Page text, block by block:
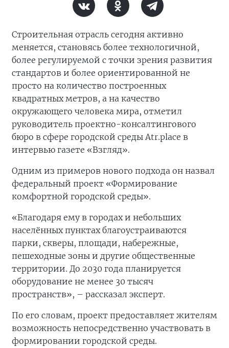
Строительная отрасль сегодня активно
меняется, становясь более технологичной,
более регулируемой с точки зрения развития
стандартов и более ориентированной не
просто на количество построенных
квадратных метров, а на качество
окружающего человека мира, отметил
руководитель проектно-консалтингового
бюро в сфере городской среды Atr.place в
интервью газете «Взгляд».
Одним из примеров нового подхода он назвал
федеральный проект «Формирование
комфортной городской среды».
«Благодаря ему в городах и небольших
населённых пунктах благоустраиваются
парки, скверы, площади, набережные,
пешеходные зоны и другие общественные
территории. До 2030 года планируется
оборудование не менее 30 тысяч
пространств», – рассказал эксперт.
По его словам, проект предоставляет жителям
возможность непосредственно участвовать в
формировании городской среды.